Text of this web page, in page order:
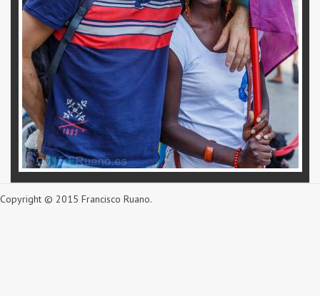
Copyright © 2015 Francisco Ruano.